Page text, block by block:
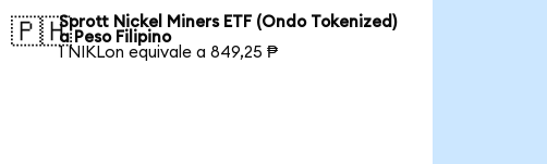
🇵🇭Sprott Nickel Miners ETF (Ondo Tokenized)
a Peso Filipino
1 NIKLon equivale a 849,25 ₱